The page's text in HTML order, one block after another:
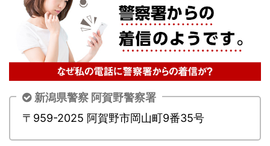
新潟県警察 阿賀野警察署
〒959-2025 阿賀野市岡山町9番35号